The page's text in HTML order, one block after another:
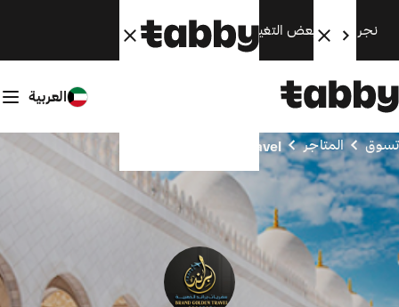
نجري الآن بعض التغييرات. سنعود قريبًا.
العربية
تسوق المتاجر Brand golden travel